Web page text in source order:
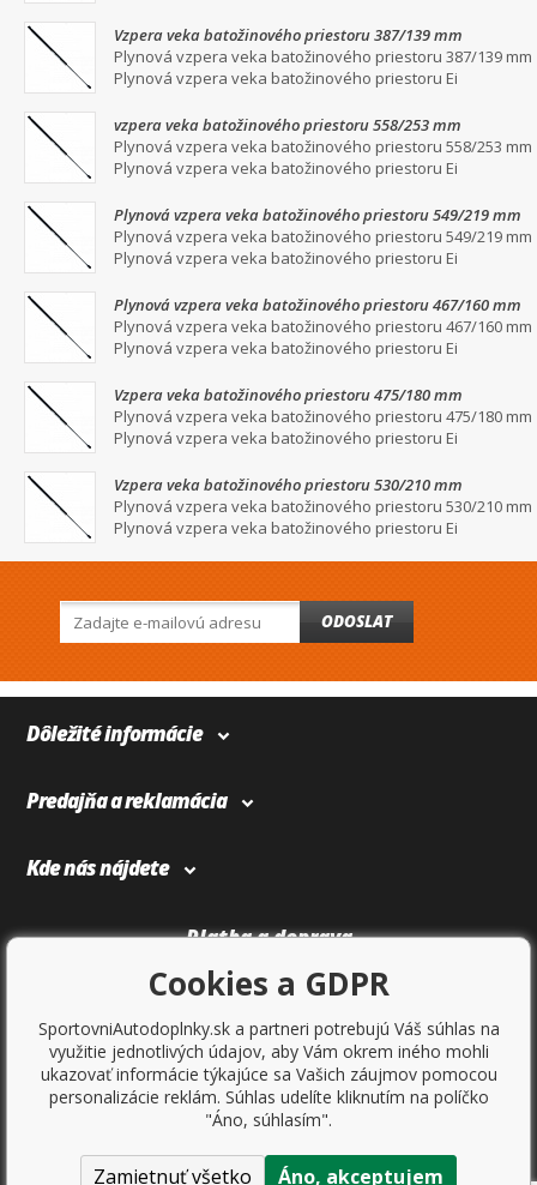
Vzpera veka batožinového priestoru 387/139 mm
Plynová vzpera veka batožinového priestoru 387/139 mm
Plynová vzpera veka batožinového priestoru Ei
vzpera veka batožinového priestoru 558/253 mm
Plynová vzpera veka batožinového priestoru 558/253 mm
Plynová vzpera veka batožinového priestoru Ei
Plynová vzpera veka batožinového priestoru 549/219 mm
Plynová vzpera veka batožinového priestoru 549/219 mm
Plynová vzpera veka batožinového priestoru Ei
Plynová vzpera veka batožinového priestoru 467/160 mm
Plynová vzpera veka batožinového priestoru 467/160 mm
Plynová vzpera veka batožinového priestoru Ei
Vzpera veka batožinového priestoru 475/180 mm
Plynová vzpera veka batožinového priestoru 475/180 mm
Plynová vzpera veka batožinového priestoru Ei
Vzpera veka batožinového priestoru 530/210 mm
Plynová vzpera veka batožinového priestoru 530/210 mm
Plynová vzpera veka batožinového priestoru Ei
ODOSLAT
Dôležité informácie
Predajňa a reklamácia
Kde nás nájdete
Platba a doprava
Cookies a GDPR
SportovniAutodoplnky.sk a partneri potrebujú Váš súhlas na
využitie jednotlivých údajov, aby Vám okrem iného mohli
ukazovať informácie týkajúce sa Vašich záujmov pomocou
personalizácie reklám. Súhlas udelíte kliknutím na políčko
"Áno, súhlasím".
Zamietnuť všetko Áno, akceptujem